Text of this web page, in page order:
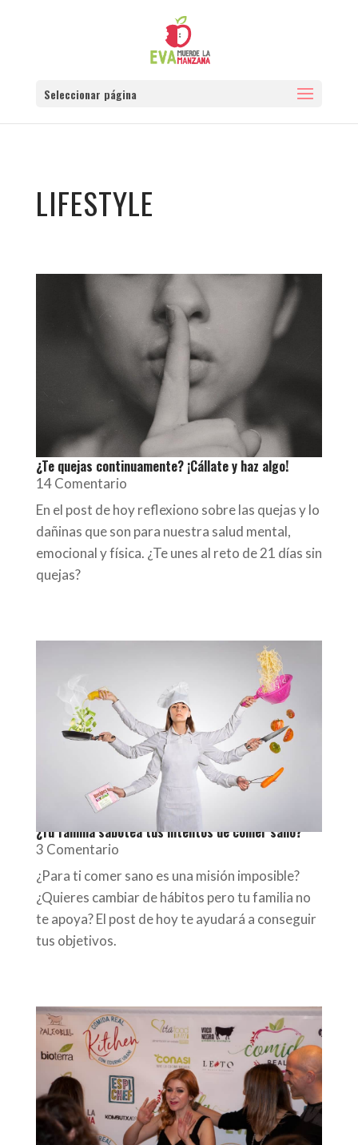
Seleccionar página
LIFESTYLE
¿Te quejas continuamente? ¡Cállate y haz algo!
14 Comentario
En el post de hoy reflexiono sobre las quejas y lo
dañinas que son para nuestra salud mental,
emocional y física. ¿Te unes al reto de 21 días sin
quejas?
¿Tu familia sabotea tus intentos de comer sano?
3 Comentario
¿Para ti comer sano es una misión imposible?
¿Quieres cambiar de hábitos pero tu familia no
te apoya? El post de hoy te ayudará a conseguir
tus objetivos.